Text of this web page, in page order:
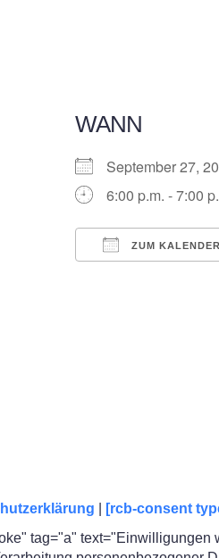
WANN
September 27,
6:00 p.m. - 7:00
ZUM
[rcb-consent
tag="a"